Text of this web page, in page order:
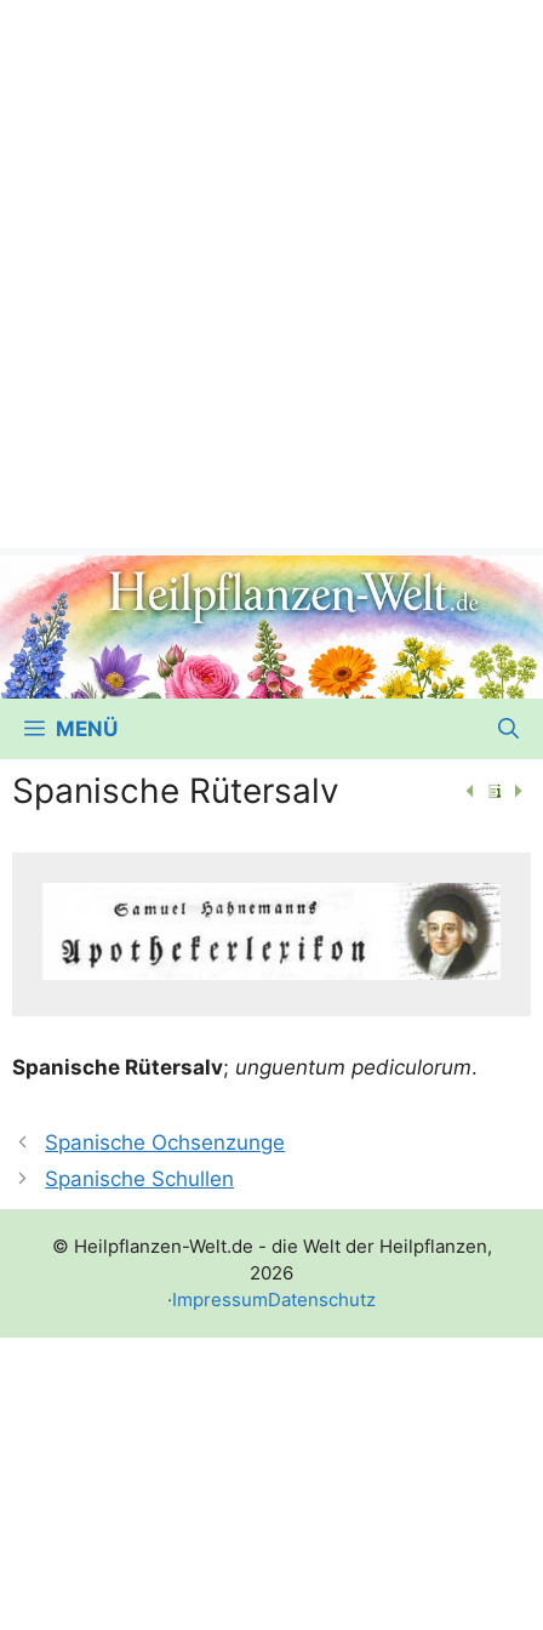
MENÜ
Spanische Rütersalv
Spa­ni­sche Rüter­salv; unguen­tum pedi­cul­orum.
Spanische Ochsenzunge
Spanische Schullen
© Heilpflanzen-Welt.de - die Welt der Heilpflanzen,
2026
·ImpressumDatenschutz